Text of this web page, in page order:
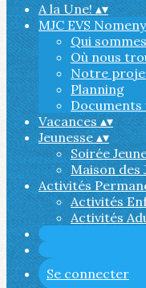
A la Une!▴▾
MJC EVS Nomeny
Qui
Où nous
Notre
Planning
Documents
Vacances▴▾
Jeunesse▴▾
Soirée
Maison des
Activités
Activités
Activités
Se connecter